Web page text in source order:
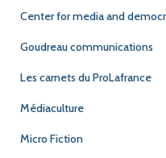
Center for media and
Goudreau communications
Les carnets du ProLafrance
Médiaculture
Micro Fiction